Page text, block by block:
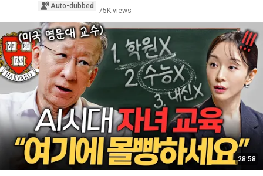
Auto-dubbed
75K views
28:58